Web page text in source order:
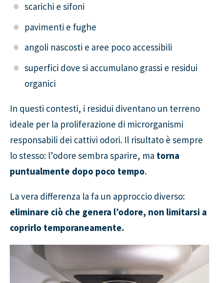
scarichi e sifoni
pavimenti e fughe
angoli nascosti e aree poco accessibili
superfici dove si accumulano grassi e residui
organici
In questi contesti, i residui diventano un terreno
ideale per la proliferazione di microrganismi
responsabili dei cattivi odori. Il risultato è sempre
lo stesso: l’odore sembra sparire, ma torna
puntualmente dopo poco tempo.
La vera differenza la fa un approccio diverso:
eliminare ciò che genera l’odore, non limitarsi a
coprirlo temporaneamente.